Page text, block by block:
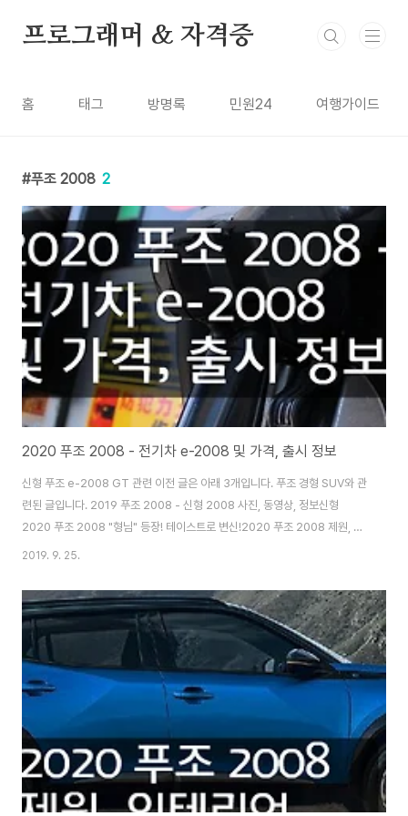
프로그래머 & 자격증
홈 태그 방명록 민원24 여행가이드
푸조 2008 2
2020 푸조 2008 - 전기차 e-2008 및 가격, 출시 정보
신형 푸조 e-2008 GT 관련 이전 글은 아래 3개입니다. 푸조 경형 SUV와 관
련된 글입니다. 2019 푸조 2008 - 신형 2008 사진, 동영상, 정보신형
2020 푸조 2008 "형님" 등장! 테이스트로 변신!2020 푸조 2008 제원, 인
테리어, 파워트레인과 스펙 위에 3개 글을 먼저 읽고 이 포스트를 읽어주세요.
e-2008 파워 트레인 및 (전기차) 스펙 파워 트레인 : 전기 모터 출력 : 138ps
/ 26.5kgm 항속 거리 : 310km 이상 배터리 용량 : 50kWh 구동 방식 : FF
충전 시간 : 30분 (급속 충전 80%까지) 신형 2020 푸조 2008은 전기자동
차 모델 "e2008"이 설..
2019. 9. 25.